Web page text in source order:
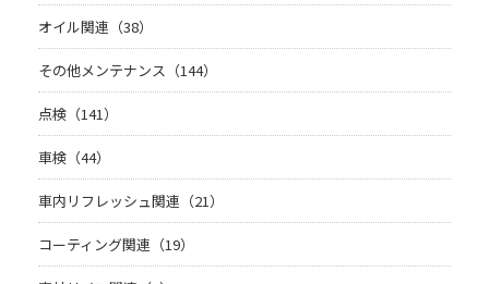
オイル関連（38）
その他メンテナンス（144）
点検（141）
車検（44）
車内リフレッシュ関連（21）
コーティング関連（19）